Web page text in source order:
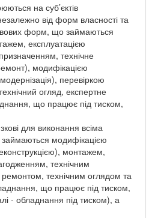
на суб’єктів
від форм власності та
форм, що займаються
експлуатацією
технічне
модифікацією
перевіркою
огляд, експертне
що працює під тиском,
для виконання всіма
модифікацією
монтажем,
технічним
технічним оглядом та
що працює під тиском,
- обладнання під тиском), а